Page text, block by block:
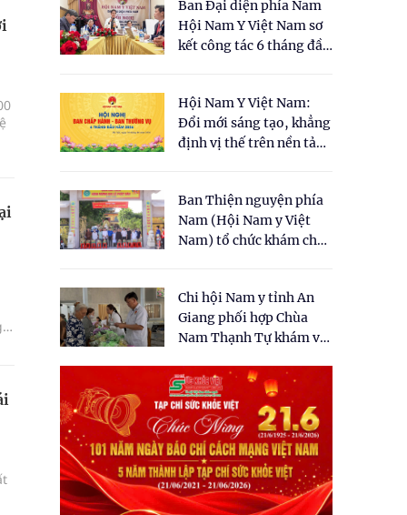
cho Luật Y dược cổ
truyền Việt Nam"
Ban Đại diện phía Nam
Hội Nam Y Việt Nam sơ
kết công tác 6 tháng đầu
Hội Nam Y Việt Nam:
Đổi mới sáng tạo, khẳng
định vị thế trên nền tảng
Ban Thiện nguyện phía
Nam (Hội Nam y Việt
Nam) tổ chức khám chữa
dân tại xã Tân Tập
Chi hội Nam y tỉnh An
Giang phối hợp Chùa
Nam Thạnh Tự khám và
nhân dân